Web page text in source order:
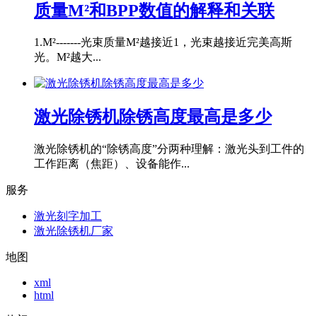
质量M²和BPP数值的解释和关联
1.M²-------光束质量M²越接近1，光束越接近完美高斯
光。M²越大...
激光除锈机除锈高度最高是多少
激光除锈机的“除锈高度”分两种理解：激光头到工件的
工作距离（焦距）、设备能作...
服务
激光刻字加工
激光除锈机厂家
地图
xml
html